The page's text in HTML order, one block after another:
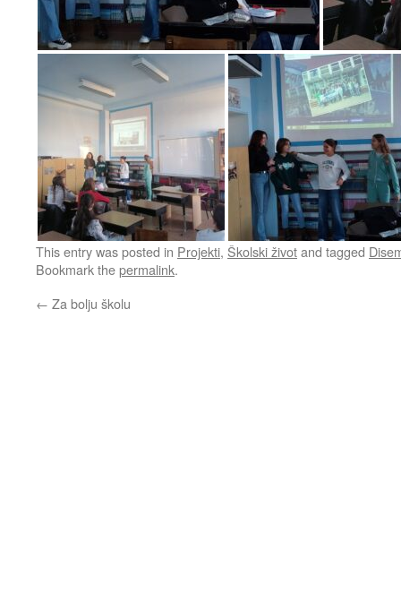
This entry was posted in Projekti, Školski životand tagged
Bookmark thepermalink.
← Za bolju školu